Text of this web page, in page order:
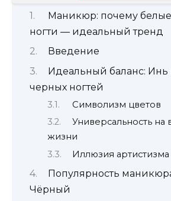
Маникюр: почему
ногти — идеальный тренд
Введение
Идеальный баланс: Инь
черных ногтей
Символизм цветов
Универсальность на
жизни
Иллюзия артистизма
Популярность
Чёрный